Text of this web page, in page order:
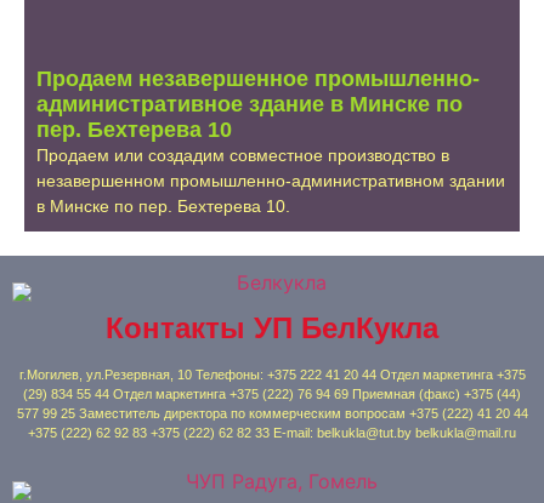
Продаем незавершенное промышленно-
административное здание в Минске по
пер. Бехтерева 10
Продаем или создадим совместное производство в
незавершенном промышленно-административном здании
в Минске по пер. Бехтерева 10.
Контакты УП БелКукла
г.Могилев, ул.Резервная, 10 Телефоны: +375 222 41 20 44 Отдел маркетинга +375
(29) 834 55 44 Отдел маркетинга +375 (222) 76 94 69 Приемная (факс) +375 (44)
577 99 25 Заместитель директора по коммерческим вопросам +375 (222) 41 20 44
+375 (222) 62 92 83 +375 (222) 62 82 33 E-mail: belkukla@tut.by belkukla@mail.ru